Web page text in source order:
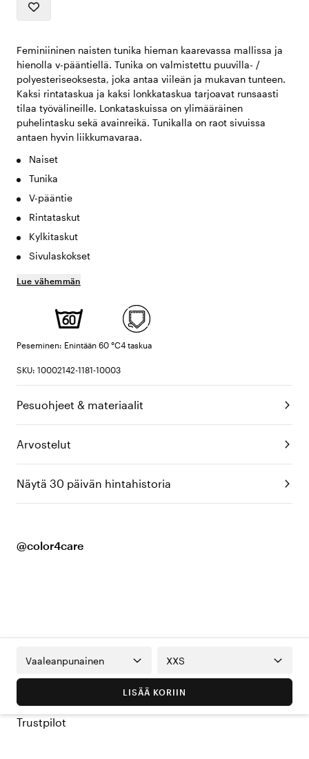
Feminiininen naisten tunika hieman kaarevassa mallissa ja
hienolla v-pääntiellä. Tunika on valmistettu puuvilla- /
polyesteriseoksesta, joka antaa viileän ja mukavan tunteen.
Kaksi rintataskua ja kaksi lonkkataskua tarjoavat runsaasti
tilaa työvälineille. Lonkataskuissa on ylimääräinen
puhelintasku sekä avainreikä. Tunikalla on raot sivuissa
antaen hyvin liikkumavaraa.
Naiset
Tunika
V-pääntie
Rintataskut
Kylkitaskut
Sivulaskokset
Lue vähemmän
Peseminen: Enintään 60 °C4 taskua
SKU: 10002142-1181-10003
Pesuohjeet & materiaalit
Arvostelut
Näytä 30 päivän hintahistoria
@color4care
Vaaleanpunainen XXS
LISÄÄ KORIIN
Trustpilot